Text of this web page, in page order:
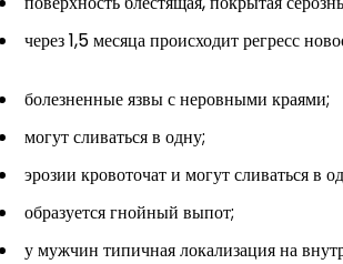
через 1,5 месяца происходит регресс
болезненные язвы с неровными краями;
могут сливаться в одну;
эрозии кровоточат и могут сливаться в
образуется гнойный выпот;
у мужчин типичная локализация на